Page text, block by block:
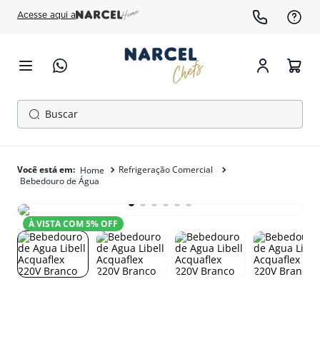
Acesse aqui a
Buscar
Refrigeração Comercial
Bebedouro de Água
À VISTA COM5% OFF
1º
cafeteira
3º
forno
4º
freezer
5º
exaustor